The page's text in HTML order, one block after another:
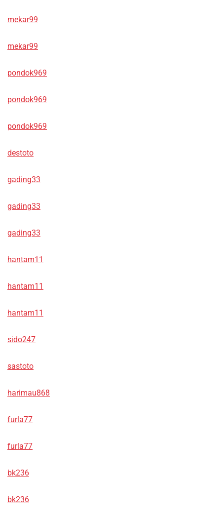
mekar99
mekar99
pondok969
pondok969
pondok969
destoto
gading33
gading33
gading33
hantam11
hantam11
hantam11
sido247
sastoto
harimau868
furla77
furla77
bk236
bk236